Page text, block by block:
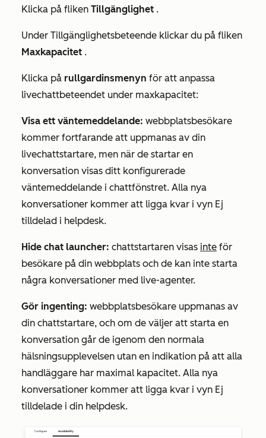
Klicka på fliken Tillgänglighet .
Under Tillgänglighetsbeteende klickar du på fliken
Maxkapacitet .
Klicka på rullgardinsmenyn för att anpassa
livechattbeteendet under maxkapacitet:
Visa ett väntemeddelande: webbplatsbesökare
kommer fortfarande att uppmanas av din
livechattstartare, men när de startar en
konversation visas ditt konfigurerade
väntemeddelande i chattfönstret. Alla nya
konversationer kommer att ligga kvar i vyn Ej
tilldelad i helpdesk.
Hide chat launcher: chattstartaren visas inte för
besökare på din webbplats och de kan inte starta
några konversationer med live-agenter.
Gör ingenting: webbplatsbesökare uppmanas av
din chattstartare, och om de väljer att starta en
konversation går de igenom den normala
hälsningsupplevelsen utan en indikation på att alla
handläggare har maximal kapacitet. Alla nya
konversationer kommer att ligga kvar i vyn Ej
tilldelade i din helpdesk.